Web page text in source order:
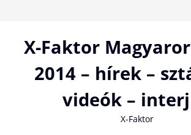
contentX-Faktor
2014 – hírek –
videók –
X-Faktor